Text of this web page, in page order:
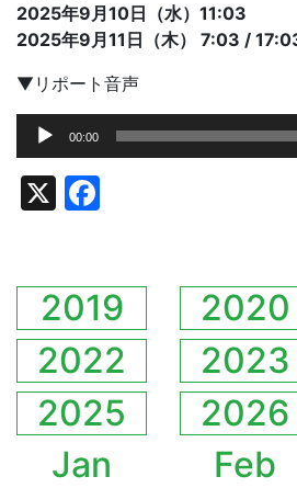
2025年9月10日（水）11:03
2025年9月11日（木） 7:03 /
▼リポート音声
声
プ
レ
ー
00:00
X
2019 2020
2022
2023
2025
2026
Jan
Feb